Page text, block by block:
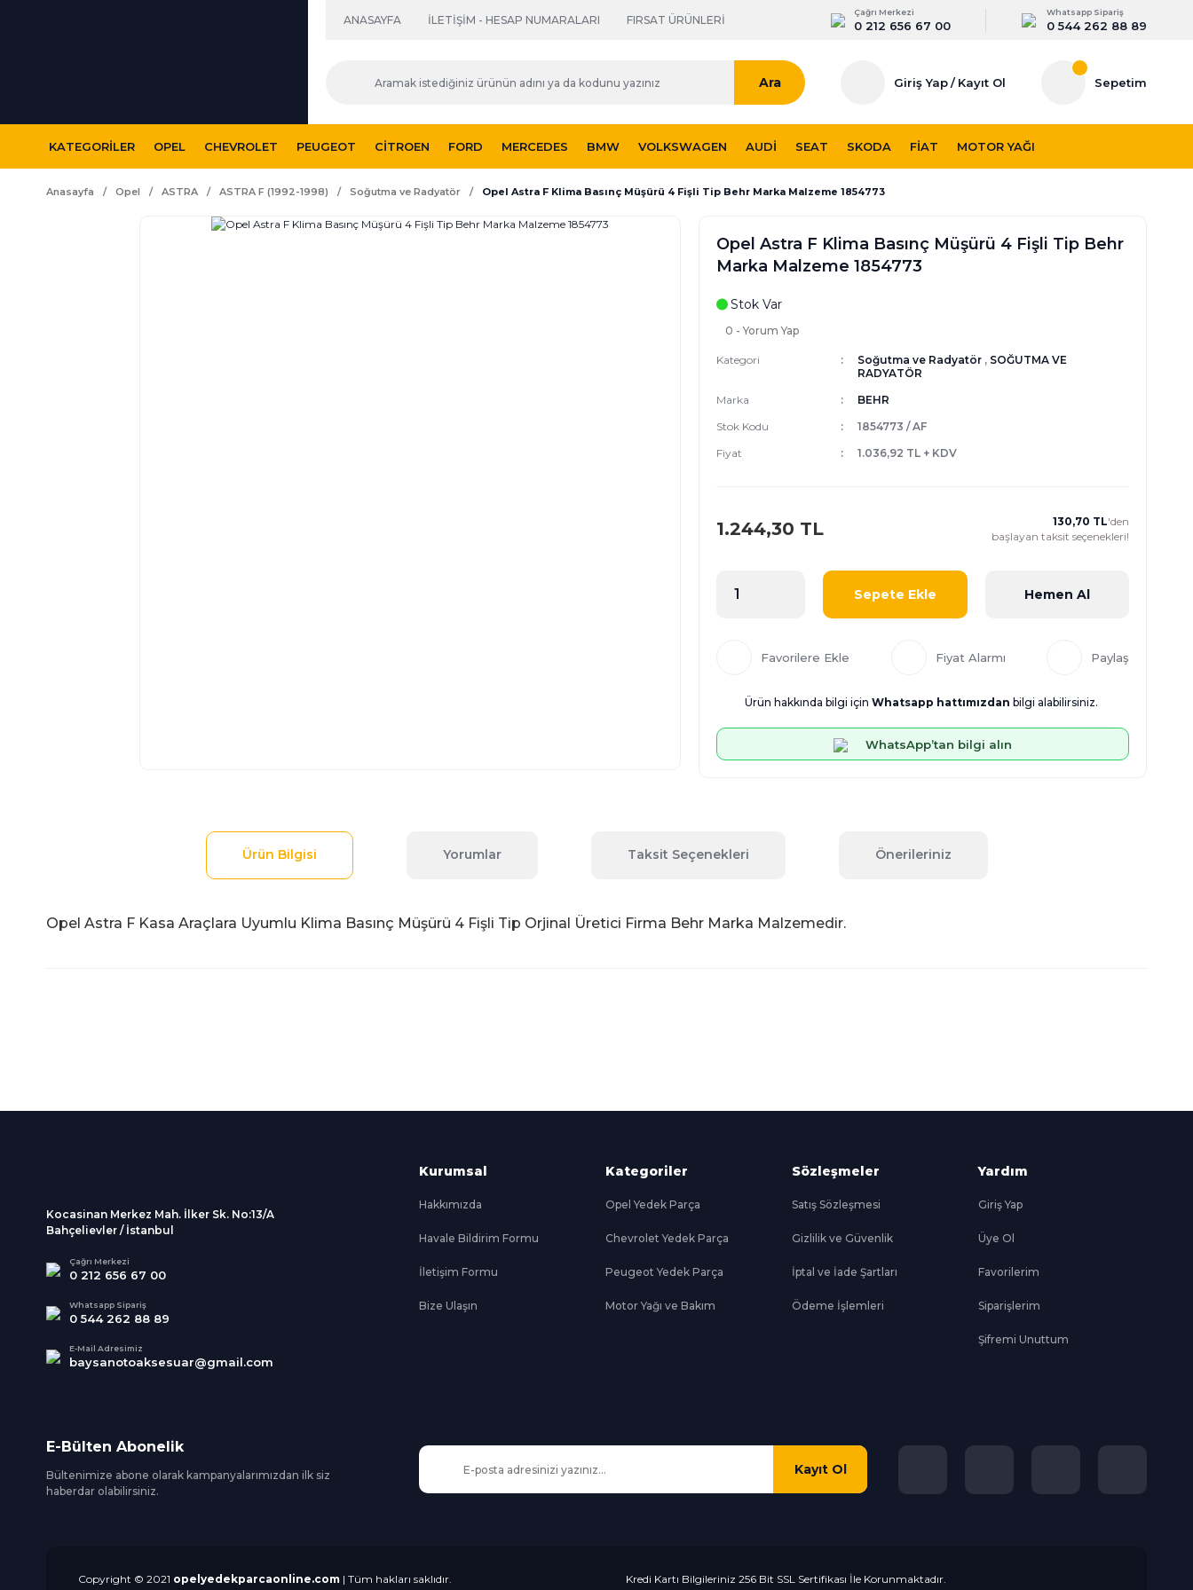
ANASAYFA İLETİŞİM - HESAP NUMARALARI FIRSAT ÜRÜNLERİ
Çağrı Merkezi
0 212 656 67 00
Whatsapp Sipariş
0 544 262 88 89
Ara Giriş Yap/ Kayıt Ol Sepetim
KATEGORILER OPEL CHEVROLET PEUGEOT CITROEN FORD MERCEDES BMW VOLKSWAGEN AUDI SEAT SKODA FIAT MOTOR YAĞI
Anasayfa Opel ASTRA ASTRA F (1992-1998) Soğutma ve Radyatör Opel Astra F Klima Basınç Müşürü 4 Fişli Tip Behr Marka Malzeme 1854773
Opel Astra F Klima Basınç Müşürü 4 Fişli Tip Behr
Marka Malzeme 1854773
Stok Var
0 - Yorum Yap
Kategori Soğutma ve Radyatör , SOĞUTMA VE
RADYATÖR
Marka
BEHR
Stok Kodu
1854773 / AF
Fiyat
1.036,92 TL + KDV
1.244,30 TL 130,70 TL'den
başlayan taksit seçenekleri!
Sepete Ekle Hemen Al
Fiyat Alarmı Paylaş
Ürün hakkında bilgi için Whatsapp hattımızdan bilgi alabilirsiniz.
WhatsApp’tan bilgi alın
Ürün Bilgisi Yorumlar Taksit Seçenekleri Önerileriniz
Opel Astra F Kasa Araçlara Uyumlu Klima Basınç Müşürü 4 Fişli Tip Orjinal Üretici Firma Behr Marka Malzemedir.
Kocasinan Merkez Mah. İlker Sk. No:13/A
Bahçelievler / İstanbul
Çağrı Merkezi
0 212 656 67 00
Whatsapp Sipariş
0 544 262 88 89
E-Mail Adresimiz
baysanotoaksesuar@gmail.com
Kurumsal
Hakkımızda
Havale Bildirim Formu
İletişim Formu
Bize Ulaşın
Kategoriler
Opel Yedek Parça
Chevrolet Yedek Parça
Peugeot Yedek Parça
Motor Yağı ve Bakım
Sözleşmeler
Satış Sözleşmesi
Gizlilik ve Güvenlik
İptal ve İade Şartları
Ödeme İşlemleri
Yardım
Giriş Yap
Üye Ol
Favorilerim
Siparişlerim
Şifremi Unuttum
E-Bülten Abonelik
Bültenimize abone olarak kampanyalarımızdan ilk siz
haberdar olabilirsiniz.
Kayıt Ol
Copyright © 2021 opelyedekparcaonline.com | Tüm hakları saklıdır. Kredi Kartı Bilgileriniz 256 Bit SSL Sertifikası İle Korunmaktadır.